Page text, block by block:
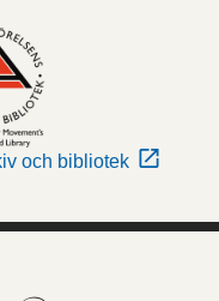
och bibliotek